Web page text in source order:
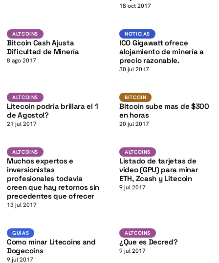
18 oct 2017
ALTCOINSBTC
ALTCOINS
Bitcoin Cash Ajusta
Dificultad de Minería
8 ago 2017
Noticias
NOTICIAS
ICO Gigawatt ofrece
alojamiento de minería a
precio razonable.
30 jul 2017
ALTCOINS K
ALTCOINS
Litecoin podria brillara el 1
de Agosto!?
21 jul 2017
BITCOIN BTC
BITCOIN
Bitcoin sube mas de $300
en horas
20 jul 2017
Altcoins
K
ALTCOINS
Muchos expertos e
inversionistas
profesionales todavía
creen que hay retornos sin
precedentes que ofrecer
13 jul 2017
ALTCOINSETH
ALTCOINS
Listado de tarjetas de
video (GPU) para minar
ETH, Zcash y Litecoin
9 jul 2017
K
GUIAS
Como minar Litecoins and
Dogecoins
9 jul 2017
Altcoins
ALTCOINS
¿Que es Decred?
9 jul 2017